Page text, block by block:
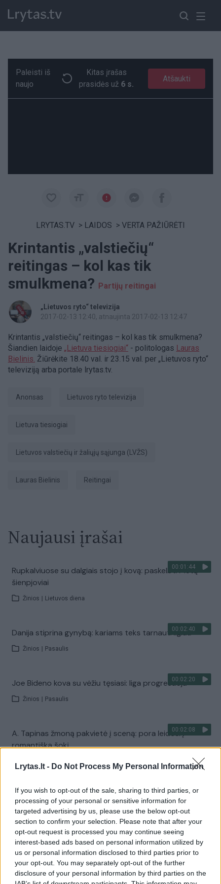
Lrytas.lt - Do Not Process My Personal Information
If you wish to opt-out of the sale, sharing to third parties, or
processing of your personal or sensitive information for
targeted advertising by us, please use the below opt-out
section to confirm your selection. Please note that after your
opt-out request is processed you may continue seeing
interest-based ads based on personal information utilized by
us or personal information disclosed to third parties prior to
your opt-out. You may separately opt-out of the further
disclosure of your personal information by third parties on the
Paremkite Ukrainą
Paleisti iš
naujo
Kitas įrašas
prasidės už 5 s.
Atšaukti
LRYTAS.TV > LAIDOS > VERTA PAŽIŪRĖTI
Krintantis „valstiečių“
reitingas – kol kas tik
smulkmena? Partijų reitingai
„Lietuvos ryto“ televizija
2017-02-13 12:40, atnaujinta 2017-02-13 12:47
Krintantis „valstiečių“ reitingas – kol kas tik smulkmena?
Šiandien laidoje „Lietuva tiesiogiai“ - politologas Lauras
Bielinis. Žiūrėkite 18.40 val. ir 23.15 val. per „Lietuvos ryto“
televiziją arba portale lrytas.tv.
anonsas Lietuvos ryto televizija
Lietuva tiesiogiai
Lietuvos valstiečių ir žaliųjų sąjunga (LVŽS)
Lauras Bielinis reitingai
Naujausi įrašai
00:01:44
Rupkalviuose su dalgiais stojo į kovą: paskelbti Metų
šienpjoviai
Žinios Lietuvos diena
00:02:40
Danija stiprina gynybą: kariams teks tarnauti ilgiau
Žinios Pasaulis
00:02:20
Joe Bideno kova su vėžiu tęsiasi: liga progresuoja
Žinios Pasaulis
00:02:08
A. Tapinas žmoną pakvietė į sceną: pora leidosi į
romantišką šokį
Visi įrašai
Žiūrimiausi įrašai
00:00:30
Vaizdai iš tragiškos avarijos Vilniaus r.: dviejų moterų ir